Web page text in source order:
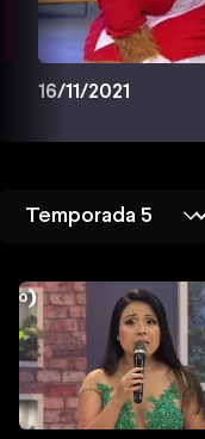
16/11/2021